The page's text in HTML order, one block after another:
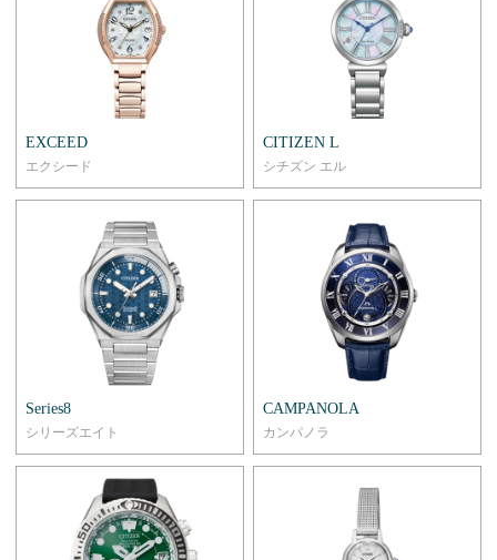
EXCEED
エクシード
CITIZEN L
シチズン エル
Series8
シリーズエイト
CAMPANOLA
カンパノラ